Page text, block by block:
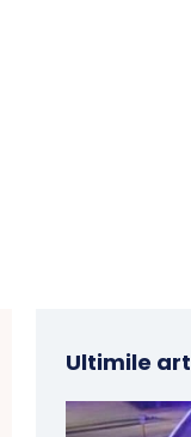
Ultimile